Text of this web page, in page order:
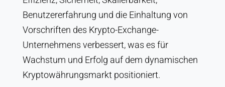
Benutzererfahrung und die Einhaltung von
Vorschriften des Krypto-Exchange-
Unternehmens verbessert, was es für
Wachstum und Erfolg auf dem dynamischen
Kryptowährungsmarkt positioniert.